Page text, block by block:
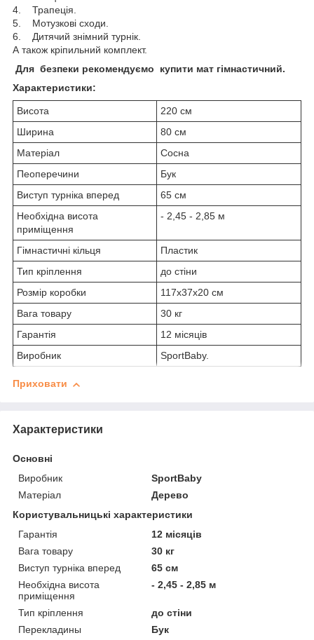
4. Трапеція.
5. Мотузкові сходи.
6. Дитячий знімний турнік.
А також кріпильний комплект.
Для безпеки рекомендуємо купити мат гімнастичний.
Характеристики:
Висота
220 см
Ширина
80 см
Матеріал
Сосна
Пеоперечини
Бук
Виступ турніка вперед
65 см
Необхідна висота
приміщення
- 2,45 - 2,85 м
Гімнастичні кільця
Пластик
Тип кріплення
до стіни
Розмір коробки
117х37х20 см
Вага товару
30 кг
Гарантія
12 місяців
Виробник
SportBaby.
Приховати
Характеристики
Основні
Виробник
SportBaby
Матеріал
Дерево
Користувальницькі характеристики
Гарантія
12 місяців
Вага товару
30 кг
Виступ турніка вперед
65 см
Необхідна висота
приміщення
- 2,45 - 2,85 м
Тип кріплення
до стіни
Перекладины
Бук